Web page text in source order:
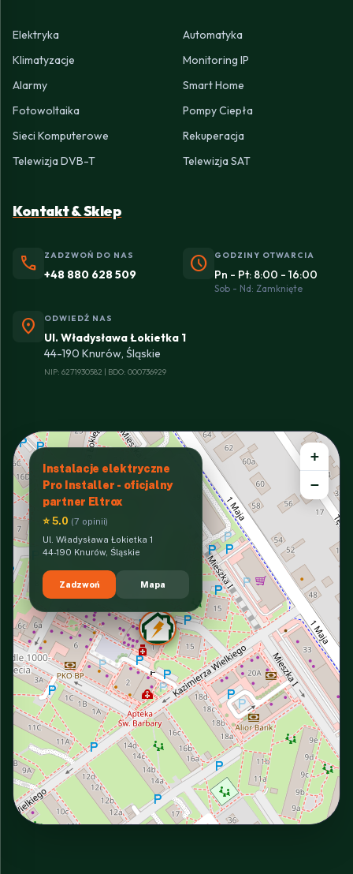
Elektryka
Automatyka
Klimatyzacje
Monitoring IP
Alarmy
Smart Home
Fotowoltaika
Pompy Ciepła
Sieci Komputerowe
Rekuperacja
Telewizja DVB-T
Telewizja SAT
Kontakt & Sklep
phone ZADZWOŃ DO NAS
+48 880 628 509 schedule GODZINY OTWARCIA
Pn - Pt: 8:00 - 16:00
Sob - Nd: Zamknięte
location_on ODWIEDŹ NAS
Ul. Władysława Łokietka 1
44-190 Knurów, Śląskie
NIP: 6271930582 | BDO: 000736929
Instalacje elektryczne
Pro Installer - oficjalny
partner Eltrox
⭐ 5.0 (7 opinii)
Ul. Władysława Łokietka 1
44-190 Knurów, Śląskie
Zadzwoń Mapa
+
−
INTERACTIVE VIEW